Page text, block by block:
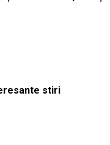
stiri